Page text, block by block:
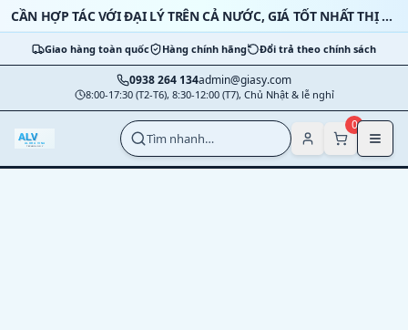
Bỏ qua nội dung CẦN HỢP TÁC VỚI ĐẠI LÝ TRÊN CẢ NƯỚC, GIÁ TỐT NHẤT THỊ TRƯỜNG
Giao hàng toàn quốc Hàng chính hãng Đổi trả theo chính sách
0938 264 134admin@giasy.com
8:00-17:30 (T2-T6), 8:30-12:00 (T7), Chủ Nhật & lễ nghỉ
Nhảy tới nội dung chính
Tìm nhanh…
0